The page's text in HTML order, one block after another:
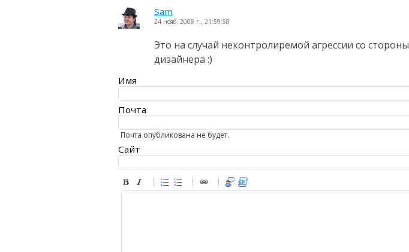
Sam
24 нояб. 2008 г., 21:59:58
Это на случай неконтролиремой агрессии со стороны
дизайнера :)
Имя
Почта
Почта опубликована не будет.
Сайт
-
-
-
-
-
-